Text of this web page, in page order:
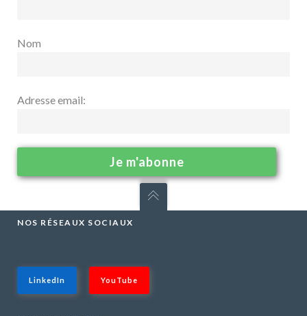
Nom
Adresse email:
NOS RÉSEAUX SOCIAUX
LinkedIn YouTube